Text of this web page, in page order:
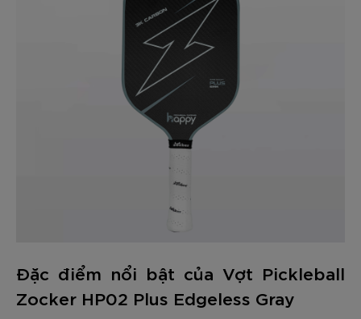
Đặc điểm nổi bật của Vợt Pickleball
Zocker HP02 Plus Edgeless Gray